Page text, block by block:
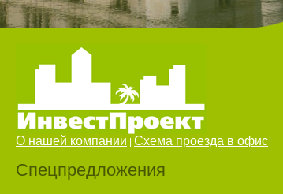
О нашей компании Схема проезда в офис
Спецпредложения